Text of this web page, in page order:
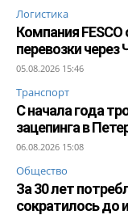
Логистика
Компания
перевозки через
05.08.2026 15:46
Транспорт
С начала года
зацепинга в
06.08.2026 15:08
Общество
За 30 лет
сократилось до